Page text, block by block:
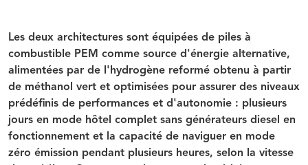
Les deux architectures sont équipées de piles à
combustible PEM comme source d'énergie alternative,
alimentées par de l'hydrogène reformé obtenu à partir
de méthanol vert et optimisées pour assurer des niveaux
prédéfinis de performances et d'autonomie : plusieurs
jours en mode hôtel complet sans générateurs diesel en
fonctionnement et la capacité de naviguer en mode
zéro émission pendant plusieurs heures, selon la vitesse